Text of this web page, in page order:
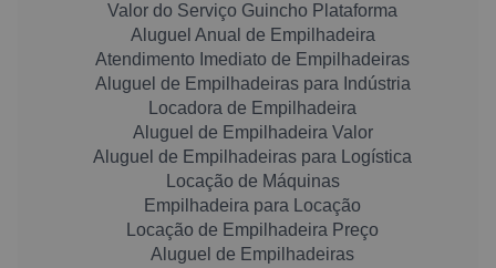
Valor do Serviço Guincho Plataforma
Aluguel Anual de Empilhadeira
Atendimento Imediato de Empilhadeiras
Aluguel de Empilhadeiras para Indústria
Locadora de Empilhadeira
Aluguel de Empilhadeira Valor
Aluguel de Empilhadeiras para Logística
Locação de Máquinas
Empilhadeira para Locação
Locação de Empilhadeira Preço
Aluguel de Empilhadeiras